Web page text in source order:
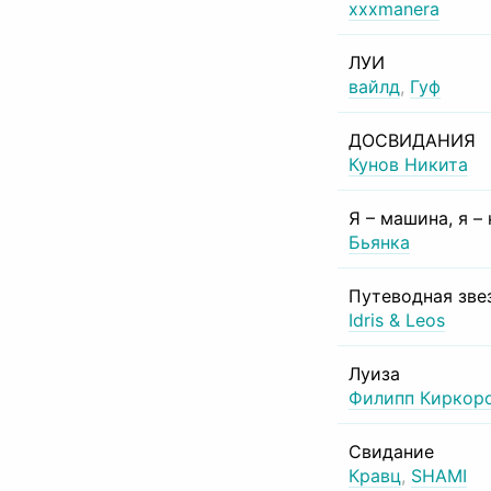
xxxmanera
ЛУИ
вайлд, Гуф
ДОСВИДАНИЯ
Кунов Никита
Я – машина, я –
Бьянка
Путеводная
Idris & Leos
Луиза
Филипп
Свидание
Кравц, SHAMI